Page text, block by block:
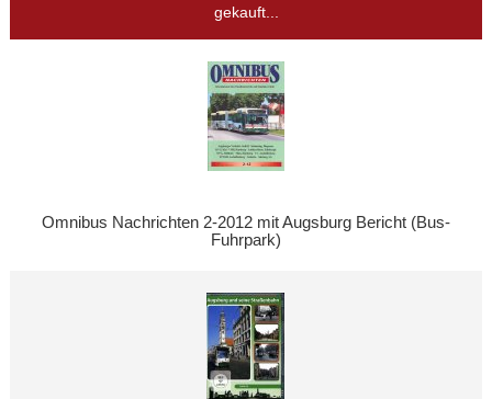
gekauft...
Omnibus Nachrichten 2-2012 mit Augsburg Bericht (Bus-
Fuhrpark)